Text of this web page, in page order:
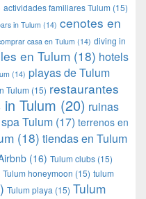
actividades familiares Tulum (15)
in Tulum (14) cenotes en
casa en Tulum (14) diving in
en Tulum (18) hotels
(14) playas de Tulum
Tulum (15) restaurantes
Tulum (20) ruinas
spa Tulum (17) terrenos en
(18) tiendas en Tulum
(16) Tulum clubs (15)
Tulum honeymoon (15) tulum
Tulum playa (15) Tulum